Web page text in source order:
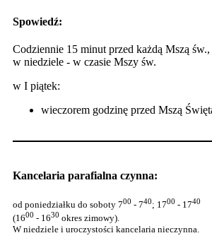
Spowiedź:
Codziennie 15 minut przed każdą Mszą św.,
w niedziele - w czasie Mszy św.
w I piątek:
wieczorem godzinę przed Mszą
Kancelaria parafialna czynna:
od poniedziałku do soboty 700 - 740; 1700 - 1740
(1600 - 1630 okres zimowy).
W niedziele i uroczystości kancelaria nieczynna.